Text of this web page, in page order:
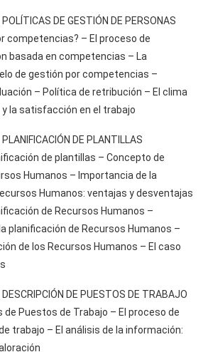
DE GESTIÓN DE PERSONAS
competencias? – El proceso de
basada en competencias – La
de gestión por competencias –
– Política de retribución – El clima
y la satisfacción en el trabajo
DE PLANTILLAS
de plantillas – Concepto de
Humanos – Importancia de la
Humanos: ventajas y desventajas
de Recursos Humanos –
planificación de Recursos Humanos –
de los Recursos Humanos – El caso
DE PUESTOS DE TRABAJO
de Puestos de Trabajo – El proceso de
trabajo – El análisis de la información: